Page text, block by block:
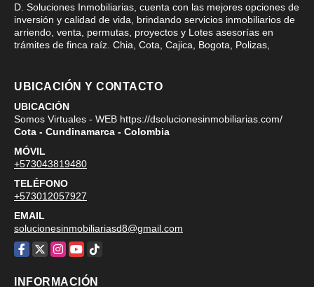
D. Soluciones Inmobiliarias, cuenta con las mejores opciones de
inversión y calidad de vida, brindando servicios inmobiliarios de
arriendo, venta, permutas, proyectos y Lotes asesorías en
trámites de finca raíz. Chia, Cota, Cajica, Bogota, Polizas,
UBICACIÓN Y CONTACTO
UBICACIÓN
Somos Virtuales - WEB https://dsolucionesinmobiliarias.com/
Cota - Cundinamarca - Colombia
MÓVIL
+573043819480
TELÉFONO
+573012057927
EMAIL
solucionesinmobiliariasd8@gmail.com
Facebook
X Instagram
YouTube
TikTok
INFORMACIÓN